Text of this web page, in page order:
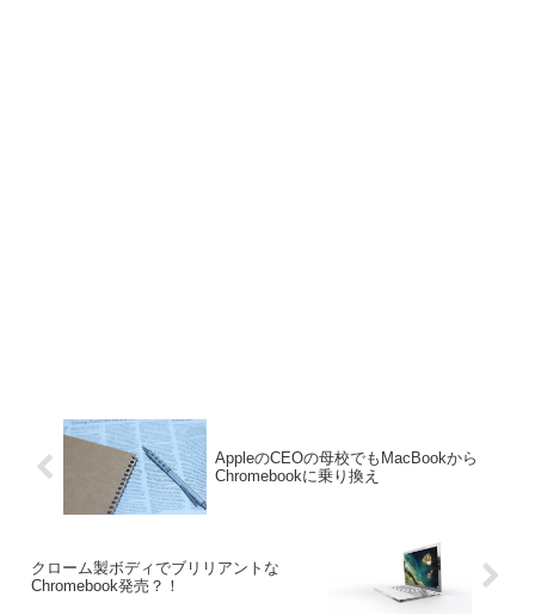
AppleのCEOの母校でもMacBookから
Chromebookに乗り換え
クローム製ボディでブリリアントな
Chromebook発売？！